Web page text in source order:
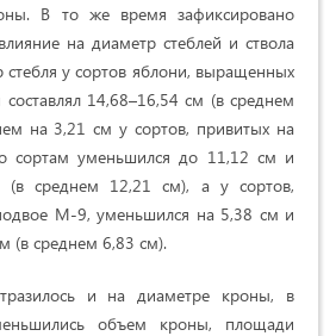
В то же время зафиксировано
на диаметр стеблей и ствола
стебля у сортов яблони, выращенных
14,68–16,54 см (в среднем
на 3,21 см у сортов, привитых на
уменьшился до 11,12 см и
(в среднем 12,21 см), а у сортов,
М-9, уменьшился на 5,38 см и
(в среднем 6,83 см).
и на диаметре кроны, в
объем кроны, площади